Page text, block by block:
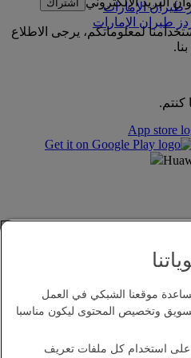
طيران الإمارات
طيران الإمارات
اشتراك
لمعلوماتكم، يرجى الاطلاع
كنتم.
موقعنا الشبكي في العمل
وتخصيص المحتوى ليكون مناسبا
على استخدام كل ملفات تعريف